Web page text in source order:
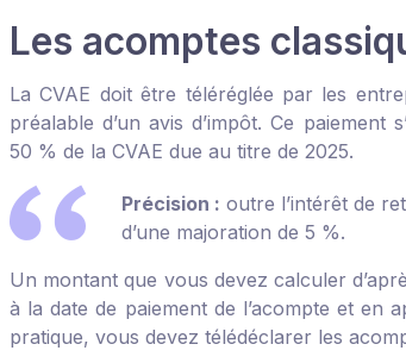
Les acomptes
La CVAE doit être téléréglée par les
préalable d’un avis d’impôt. Ce
50 % de la CVAE due au titre de 2025.
Précision : outre l’intérêt de
d’une majoration de 5 %.
Un montant que vous devez calculer
à la date de paiement de l’acompte et en
pratique, vous devez télédéclarer les